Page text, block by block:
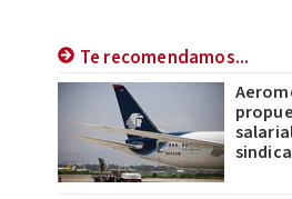
Te recomendamos...